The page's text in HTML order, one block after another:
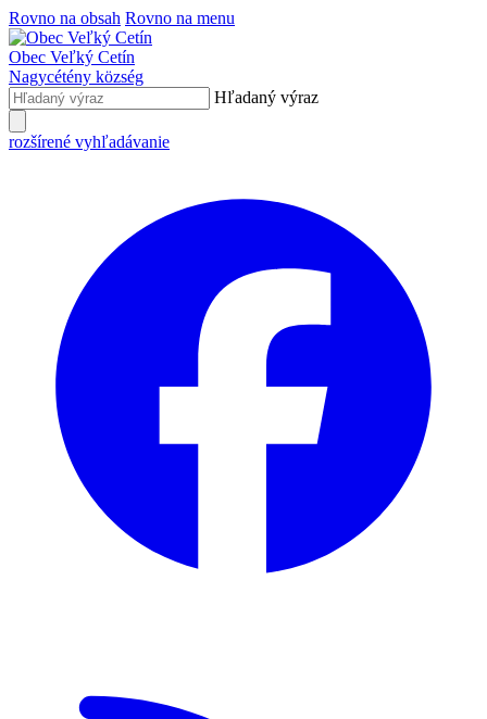
Rovno na obsah Rovno na menu
Obec Veľký Cetín
Nagycétény község
Hľadaný výraz
rozšírené vyhľadávanie